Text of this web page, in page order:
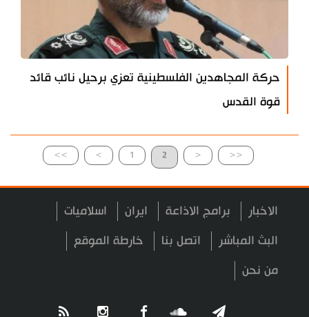
حركة المجاهدين الفلسطينية تعزي برحيل نائب قائد
قوة القدس
>> > 1 2 < <<
الاخبار برامج الاذاعة ايران اسلاميات
البث المباشر اتصل بنا خارطة الموقع
من نحن